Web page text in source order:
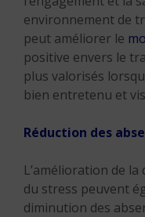
environnement de
peut améliorer le
positive envers le
plus valorisés
bien entretenu et
Réduction des
L’amélioration de
du stress peuvent
diminution des